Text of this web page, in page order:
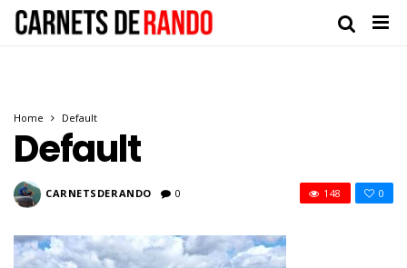
Home Default
Default
CARNETSDERANDO 0 0
148